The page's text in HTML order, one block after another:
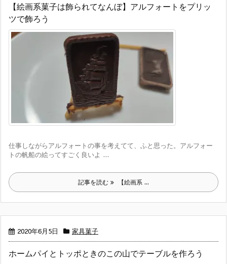
【絵画系菓子は飾られてなんぼ】アルフォートをプリッ
ツで飾ろう
仕事しながらアルフォートの事を考えてて、ふと思った。アルフォー
トの帆船の絵ってすごく良いよ ...
記事を読む 【絵画系 ...
2020年6月5日 家具菓子
ホームパイとトッポときのこの山でテーブルを作ろう